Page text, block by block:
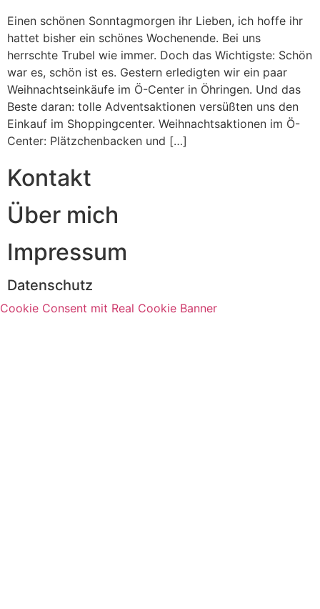
Einen schönen Sonntagmorgen ihr Lieben, ich hoffe ihr
hattet bisher ein schönes Wochenende. Bei uns
herrschte Trubel wie immer. Doch das Wichtigste: Schön
war es, schön ist es. Gestern erledigten wir ein paar
Weihnachtseinkäufe im Ö-Center in Öhringen. Und das
Beste daran: tolle Adventsaktionen versüßten uns den
Einkauf im Shoppingcenter. Weihnachtsaktionen im Ö-
Center: Plätzchenbacken und […]
Kontakt
Über mich
Impressum
Datenschutz
Cookie Consent mit Real Cookie Banner